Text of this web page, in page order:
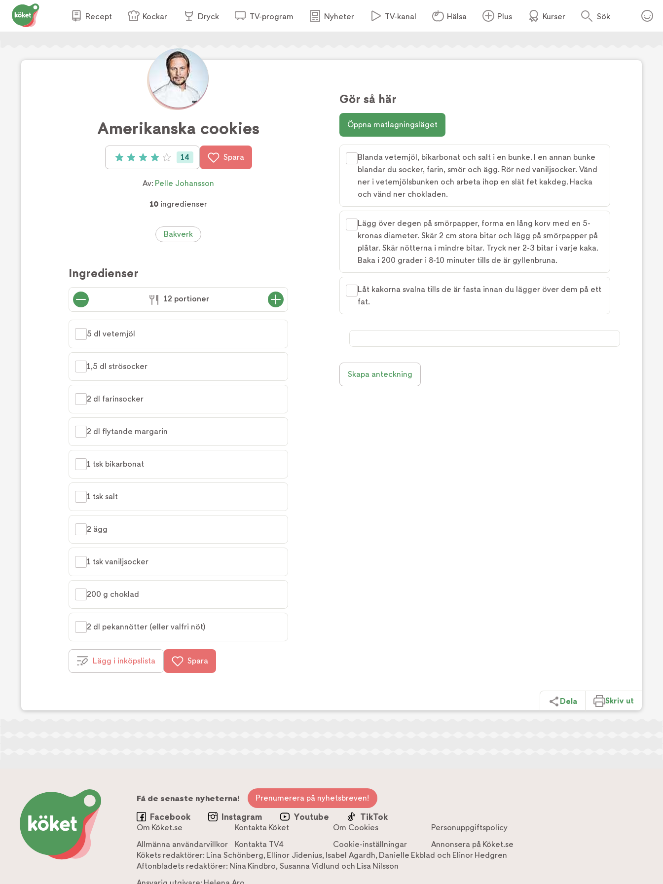
Recept Kockar Dryck TV-program Nyheter TV-kanal Hälsa Plus Kurser Sök
Amerikanska cookies
Betyg: 4 av 5 (14 röster)
14 Spara
Av: Pelle Johansson
10 ingredienser
Bakverk
Ingredienser
12 portioner
5 dl vetemjöl
1,5 dl strösocker
2 dl farinsocker
2 dl flytande margarin
1 tsk bikarbonat
1 tsk salt
2 ägg
1 tsk vaniljsocker
200 g choklad
2 dl pekannötter (eller valfri nöt)
Lägg i inköpslista Spara
Gör så här
Öppna matlagningsläget
Blanda vetemjöl, bikarbonat och salt i en bunke. I en annan bunke
blandar du socker, farin, smör och ägg. Rör ned vaniljsocker. Vänd
ner i vetemjölsbunken och arbeta ihop en slät fet kakdeg. Hacka
och vänd ner chokladen.
Lägg över degen på smörpapper, forma en lång korv med en 5-
kronas diameter. Skär 2 cm stora bitar och lägg på smörpapper på
plåtar. Skär nötterna i mindre bitar. Tryck ner 2-3 bitar i varje kaka.
Baka i 200 grader i 8-10 minuter tills de är gyllenbruna.
Låt kakorna svalna tills de är fasta innan du lägger över dem på ett
fat.
Skapa anteckning
Dela Skriv ut
Få de senaste nyheterna! Prenumerera på nyhetsbreven!
Facebook Instagram Youtube TikTok
Om Köket.se Kontakta Köket Om Cookies
Personuppgiftspolicy
Allmänna användarvillkor
Kontakta TV4 Cookie-inställningar
Annonsera på Köket.se
Kökets redaktörer: Lina Schönberg, Ellinor Jidenius, Isabel Agardh, Danielle Ekblad och Elinor Hedgren
Aftonbladets redaktörer: Nina Kindbro, Susanna Vidlund och Lisa Nilsson